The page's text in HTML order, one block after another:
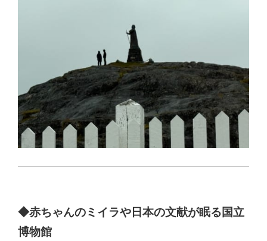
◆赤ちゃんのミイラや日本の文献が眠る国立
博物館